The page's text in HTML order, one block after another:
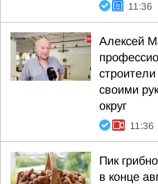
11:36
Алексей
своими
округ
11:36
Пик
в конце